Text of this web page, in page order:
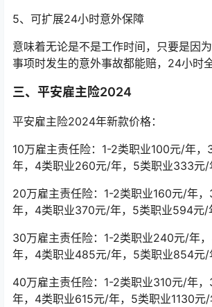
5、可扩展24小时意外保障
意味着无论是不是工作时间，只要是因
事项时发生的意外事故都能赔，24小时全
三、平安雇主险2024
平安雇主险2024年新款价格：
10万雇主责任险：1-2类职业100元/年
年，4类职业260元/年，5类职业333元/
20万雇主责任险：1-2类职业160元/年
年，4类职业370元/年，5类职业594元/
30万雇主责任险：1-2类职业240元/年
年，4类职业485元/年，5类职业854元/
40万雇主责任险：1-2类职业310元/年
年，4类职业615元/年，5类职业1130元/